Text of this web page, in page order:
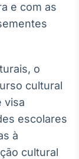
e com as
o
cultural
visa
escolares
à
cultural